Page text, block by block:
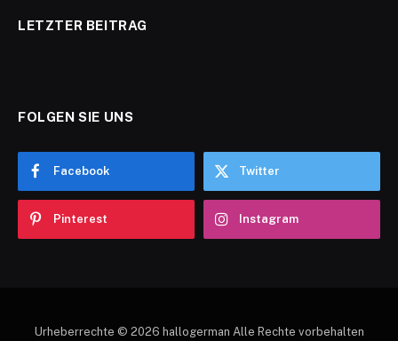
LETZTER BEITRAG
FOLGEN SIE UNS
Facebook Twitter
Pinterest Instagram
Urheberrechte © 2026 hallogerman Alle Rechte vorbehalten